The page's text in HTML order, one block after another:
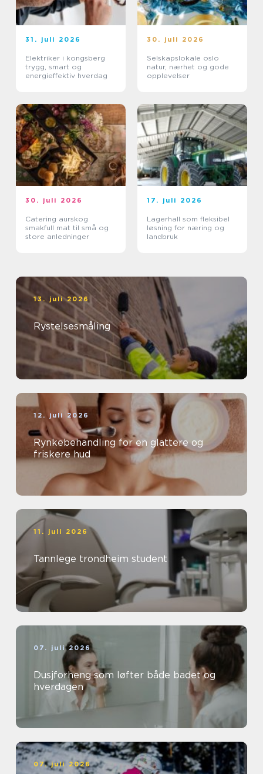
31. juli 2026
Elektriker i kongsberg
trygg, smart og
energieffektiv hverdag
30. juli 2026
Selskapslokale oslo
natur, nærhet og gode
opplevelser
30. juli 2026
Catering aurskog
smakfull mat til små og
store anledninger
17. juli 2026
Lagerhall som fleksibel
løsning for næring og
landbruk
13. juli 2026
Rystelsesmåling
12. juli 2026
Rynkebehandling for en glattere og
friskere hud
11. juli 2026
Tannlege trondheim student
07. juli 2026
Dusjforheng som løfter både badet og
hverdagen
07. juli 2026